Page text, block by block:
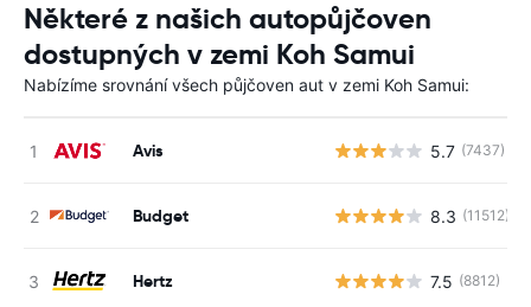
Některé z našich autopůjčoven
dostupných v zemi Koh Samui
Nabízíme srovnání všech půjčoven aut v zemi Koh Samui:
Avis 5.7 (7437)
Budget 8.3 (11512)
Hertz 7.5 (8812)